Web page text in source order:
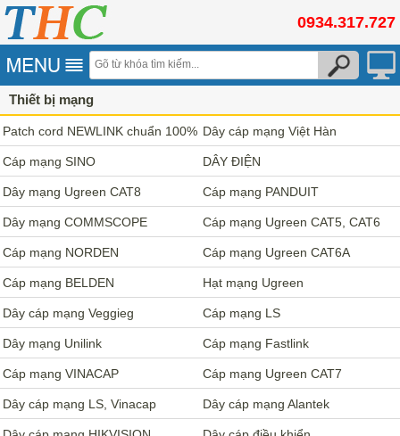
0934.317.727
Thiết bị mạng
Patch cord NEWLINK chuẩn 100%
đồng
Dây cáp mạng Việt Hàn
Cáp mạng SINO DÂY ĐIỆN
Dây mạng Ugreen CAT8 Cáp mạng PANDUIT
Dây mạng COMMSCOPE Cáp mạng Ugreen CAT5, CAT6
Cáp mạng NORDEN Cáp mạng Ugreen CAT6A
Cáp mạng BELDEN Hạt mạng Ugreen
Dây cáp mạng Veggieg Cáp mạng LS
Dây mạng Unilink Cáp mạng Fastlink
Cáp mạng VINACAP Cáp mạng Ugreen CAT7
Dây cáp mạng LS, Vinacap Dây cáp mạng Alantek